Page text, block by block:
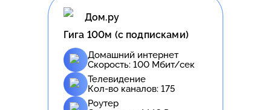
Дом.ру
Гига 100м (с подписками)
Домашний интернет
Скорость: 100 Мбит/сек
Телевидение
Кол-во каналов: 175
Роутер